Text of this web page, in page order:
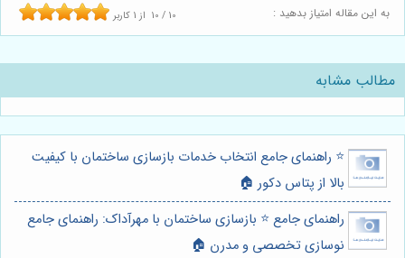
به این مقاله امتیاز بدهید : 10 / 10 از 1 کاربر
مطالب مشابه
⭐️ راهنمای جامع انتخاب خدمات بازسازی ساختمان با کیفیت
بالا از پتاس دکور 🏠
راهنمای جامع ⭐️ بازسازی ساختمان با مهرآداک: راهنمای جامع
نوسازی تخصصی و مدرن 🏠